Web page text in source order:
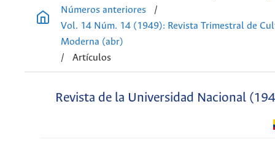
Números anteriores
/
Vol. 14 Núm. 14 (1949): Revista Trimestral de
Moderna (abr)
/
Artículos
Revista de la Universidad Nacional